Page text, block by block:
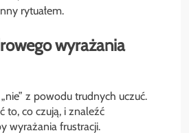
rytuałem.
wyrażania
z powodu trudnych uczuć.
to, co czują, i znaleźć
wyrażania frustracji.